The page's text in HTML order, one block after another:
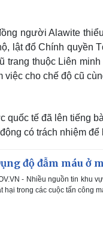
người Alawite
lật đổ Chính quyền
trang thuộc Liên
việc cho chế độ cũ
quốc tế đã lên tiếng
có trách nhiệm
độ đẫm máu ở
- Nhiều nguồn tin khu
hại trong các cuộc tấn công